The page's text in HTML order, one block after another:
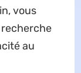
vous
au